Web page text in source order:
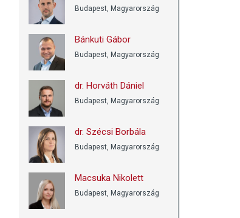
Budapest, Magyarország
Bánkuti Gábor
Budapest, Magyarország
dr. Horváth Dániel
Budapest, Magyarország
dr. Szécsi Borbála
Budapest, Magyarország
Macsuka Nikolett
Budapest, Magyarország